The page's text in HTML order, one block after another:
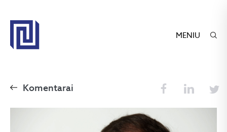
MENIU
Komentarai